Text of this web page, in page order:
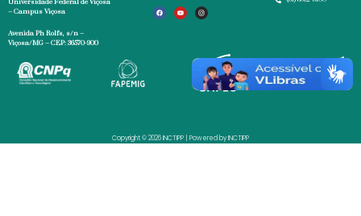
Universidade Federal de Viçosa
– Campus Viçosa
Avenida Ph Rolfs, s/n –
Viçosa/MG – CEP: 36570-900
Copyright © 2026 INCTIPP | Powered by INCTIPP